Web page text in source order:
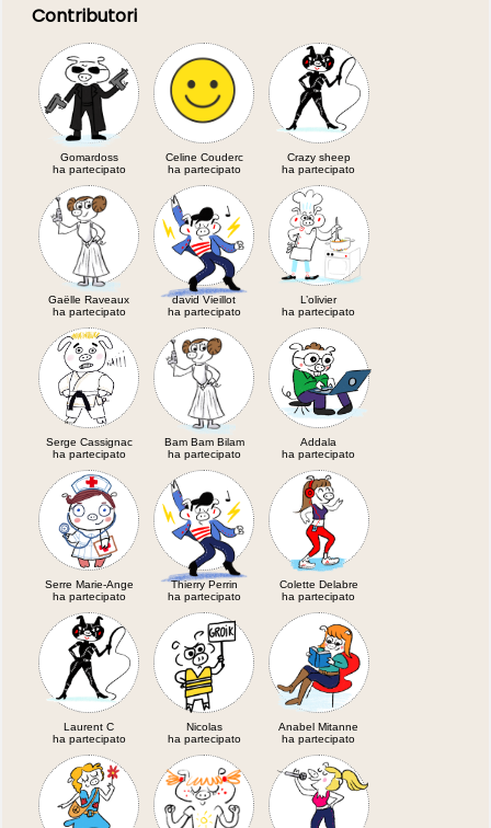
Contributori
Gomardoss
ha partecipato
Celine Couderc
ha partecipato
Crazy sheep
ha partecipato
Gaëlle Raveaux
ha partecipato
david Vieillot
ha partecipato
L’olivier
ha partecipato
Serge Cassignac
ha partecipato
Bam Bam Bilam
ha partecipato
Addala
ha partecipato
Serre Marie-Ange
ha partecipato
Thierry Perrin
ha partecipato
Colette Delabre
ha partecipato
Laurent C
ha partecipato
Nicolas
ha partecipato
Anabel Mitanne
ha partecipato